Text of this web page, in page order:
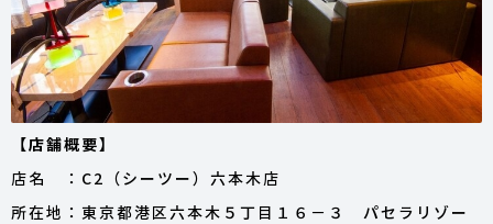
【店舗概要】
店名 ：C2（シーツー）六本木店
所在地：東京都港区六本木５丁目１６－３ パセラリゾー